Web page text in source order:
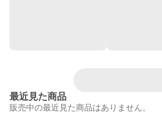
最近見た商品
販売中の最近見た商品はありません。